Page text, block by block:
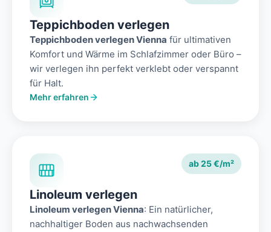
Teppichboden verlegen
Teppichboden verlegen Vienna für ultimativen
Komfort und Wärme im Schlafzimmer oder Büro –
wir verlegen ihn perfekt verklebt oder verspannt
für Halt.
Mehr erfahren
ab 25 €/m²
Linoleum verlegen
Linoleum verlegen Vienna: Ein natürlicher,
nachhaltiger Boden aus nachwachsenden